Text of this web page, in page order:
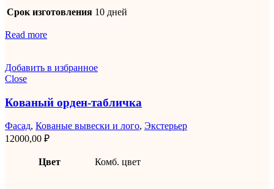
Срок изготовления 10 дней
Read more
Добавить в избранное
Close
Кованый орден-табличка
Фасад, Кованые вывески и лого, Экстерьер
12000,00 ₽
Цвет Комб. цвет